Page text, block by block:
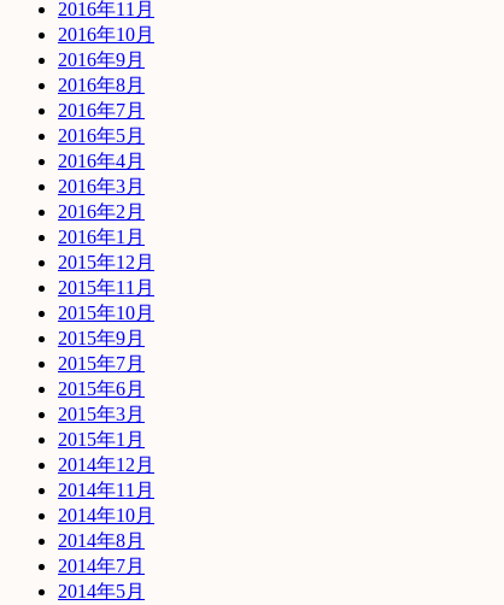
2016年11月
2016年10月
2016年9月
2016年8月
2016年7月
2016年5月
2016年4月
2016年3月
2016年2月
2016年1月
2015年12月
2015年11月
2015年10月
2015年9月
2015年7月
2015年6月
2015年3月
2015年1月
2014年12月
2014年11月
2014年10月
2014年8月
2014年7月
2014年5月